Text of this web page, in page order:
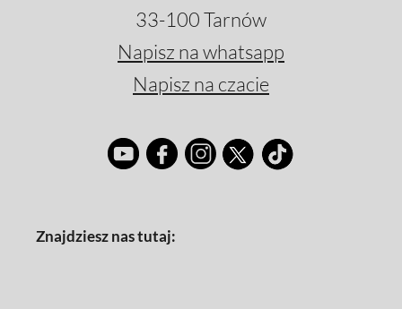
33-100 Tarnów
Napisz na whatsapp
Napisz na czacie
Znajdziesz nas tutaj: